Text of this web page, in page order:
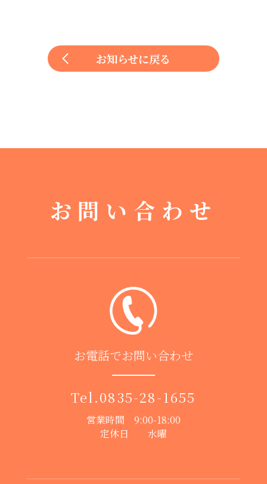
お知らせに戻る
お問い合わせ
お電話でお問い合わせ
Tel.0835-28-1655
営業時間 9:00-18:00
定休日 水曜